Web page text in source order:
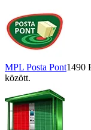
MPL Posta Pont1490
között.